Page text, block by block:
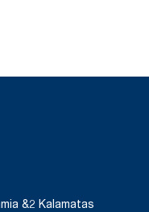
&2 Kalamatas